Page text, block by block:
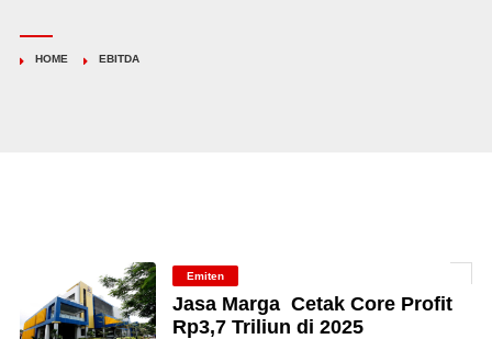
HOME EBITDA
Emiten
Jasa Marga Cetak Core Profit
Rp3,7 Triliun di 2025